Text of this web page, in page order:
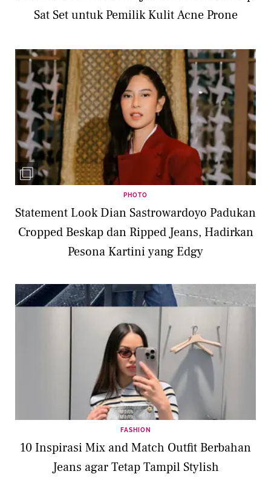
Sat Set untuk Pemilik Kulit Acne Prone
PHOTO
Statement Look Dian Sastrowardoyo Padukan
Cropped Beskap dan Ripped Jeans, Hadirkan
Pesona Kartini yang Edgy
FASHION
10 Inspirasi Mix and Match Outfit Berbahan
Jeans agar Tetap Tampil Stylish